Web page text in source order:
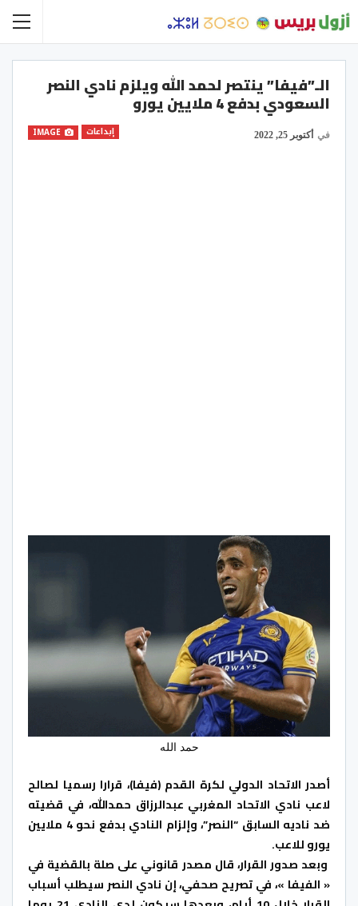
الـ”فيفا” ينتصر لحمد الله ويلزم نادي النصر
السعودي بدفع 4 ملايين يورو
إبداعات في أكتوبر 25, 2022
حمد الله
أصدر الاتحاد الدولي لكرة القدم (فيفا)، قرارا رسميا لصالح
لاعب نادي الاتحاد المغربي عبدالرزاق حمدالله، في قضيته
ضد ناديه السابق “النصر”، وإلزام النادي بدفع نحو 4 ملايين
يورو للاعب.
وبعد صدور القرار، قال مصدر قانوني على صلة بالقضية في
« الفيفا »، في تصريح صحفي، إن نادي النصر سيطلب أسباب